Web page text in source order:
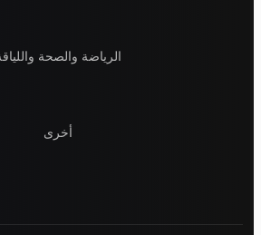
الرياضة والصحة واللياقة
أخرى